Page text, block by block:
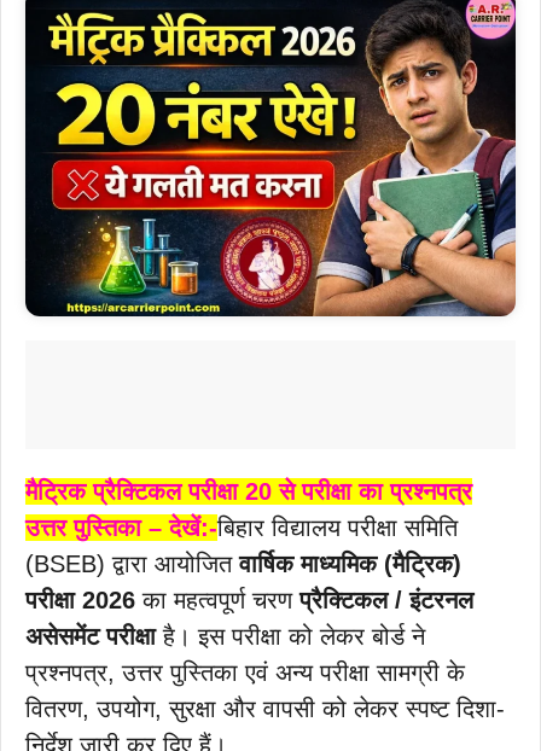
मैट्रिक प्रैक्टिकल परीक्षा 20 से परीक्षा का प्रश्नपत्र
उत्तर पुस्तिका – देखें:-बिहार विद्यालय परीक्षा समिति
(BSEB) द्वारा आयोजितवार्षिक माध्यमिक (मैट्रिक)
परीक्षा 2026 का महत्वपूर्ण चरणप्रैक्टिकल / इंटरनल
असेसमेंट परीक्षाहै। इस परीक्षा को लेकर बोर्ड ने
प्रश्नपत्र, उत्तर पुस्तिका एवं अन्य परीक्षा सामग्री के
वितरण, उपयोग, सुरक्षा और वापसी को लेकर स्पष्ट दिशा-
निर्देश जारी कर दिए हैं।